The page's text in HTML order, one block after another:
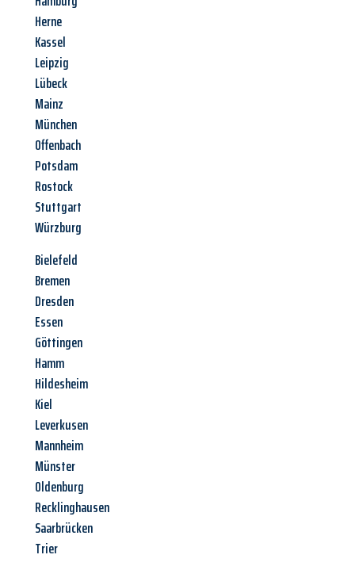
Herne
Kassel
Leipzig
Lübeck
Mainz
München
Offenbach
Potsdam
Rostock
Stuttgart
Würzburg
Bielefeld
Bremen
Dresden
Essen
Göttingen
Hamm
Hildesheim
Kiel
Leverkusen
Mannheim
Münster
Oldenburg
Recklinghausen
Saarbrücken
Trier